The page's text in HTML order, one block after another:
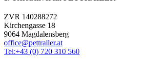
ZVR 140288272
Kirchengasse 18
9064 Magdalensberg
office@pettrailer.at
Tel:+43 (0) 720 310 560